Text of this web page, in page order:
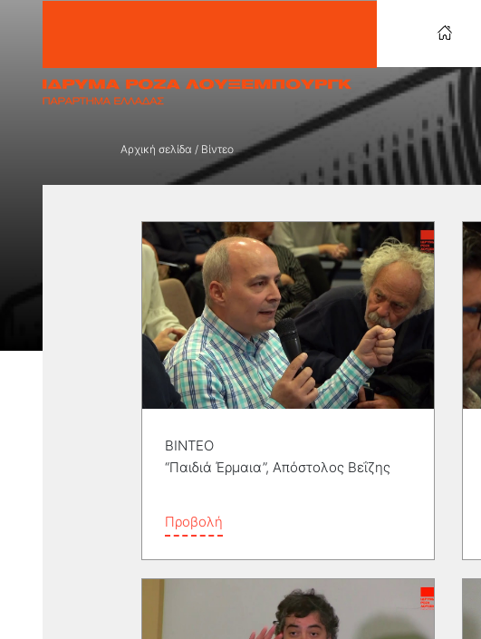
Αρχική σελίδα / Βίντεο
ΒΙΝΤΕΟ
“Παιδιά Έρμαια”, Απόστολος Βεΐζης
Προβολή